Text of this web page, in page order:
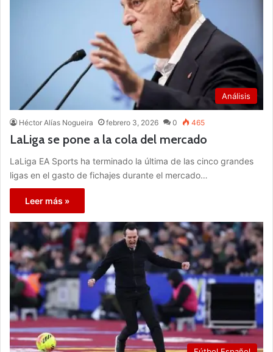
Análisis
Héctor Alías Nogueira febrero 3, 2026 0 465
LaLiga se pone a la cola del mercado
LaLiga EA Sports ha terminado la última de las cinco grandes
ligas en el gasto de fichajes durante el mercado…
Leer más »